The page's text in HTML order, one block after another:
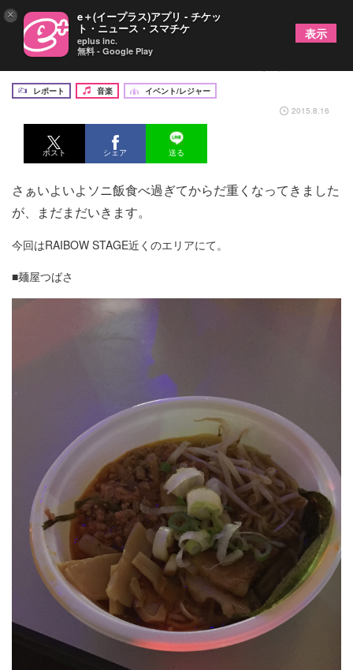
編集長のソニ飯食道楽vol.4「麺もいかなきゃね」
レポート 音楽
イベント/レジャー
2015.8.16
ポスト シェア 送る
さぁいよいよソニ飯食べ過ぎてからだ重くなってきました
が、まだまだいきます。
今回はRAIBOW STAGE近くのエリアにて。
■麺屋つばさ
× e＋(イープラス)アプリ - チケッ
ト・ニュース・スマチケ
eplus inc.
無料 - Google Play
表示